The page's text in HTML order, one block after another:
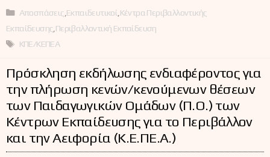
Κατηγορίες
Αποσπάσεις Εκπαιδευτικοί Κέντρα Περιβαλλοντικής
Εκπαίδευσης Περιβαλλοντική Εκπαίδευση
Ετικέτες
ΚΠΕ/ΚΕΠΕΑ
Πρόσκληση εκδήλωσης ενδιαφέροντος για
την πλήρωση κενών/κενούμενων θέσεων
των Παιδαγωγικών Ομάδων (Π.Ο.) των
Κέντρων Εκπαίδευσης για το Περιβάλλον
και την Αειφορία (Κ.Ε.ΠΕ.Α.)